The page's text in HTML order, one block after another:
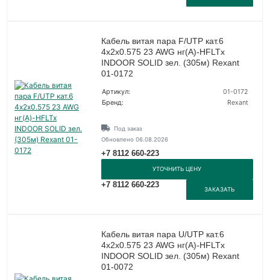
Кабель витая пара F/UTP кат.6
4х2х0.575 23 AWG нг(А)-HFLTx
INDOOR SOLID зел. (305м) Rexant
01-0172
Артикул:
01-0172
Бренд:
Rexant
Под заказ
Обновлено 06.08.2026
+7 8112 660-223
УТОЧНИТЬ ЦЕНУ
+7 8112 660-223
ЗАКАЗАТЬ
Кабель витая пара U/UTP кат.6
4х2х0.575 23 AWG нг(А)-HFLTx
INDOOR SOLID зел. (305м) Rexant
01-0072